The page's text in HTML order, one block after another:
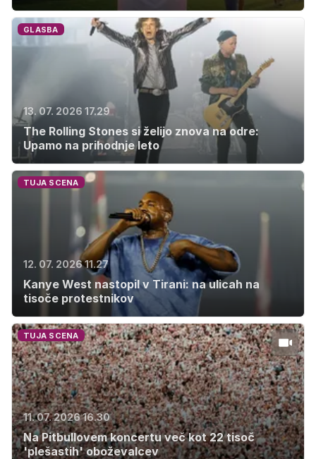
GLASBA
13. 07. 2026 17.29
The Rolling Stones si želijo znova na odre:
Upamo na prihodnje leto
TUJA SCENA
12. 07. 2026 11.27
Kanye West nastopil v Tirani: na ulicah na
tisoče protestnikov
TUJA SCENA
11. 07. 2026 16.30
Na Pitbullovem koncertu več kot 22 tisoč
'plešastih' oboževalcev